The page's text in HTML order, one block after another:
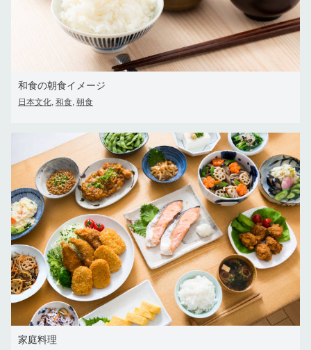
和食の朝食イメージ
日本文化, 和食, 朝食
家庭料理